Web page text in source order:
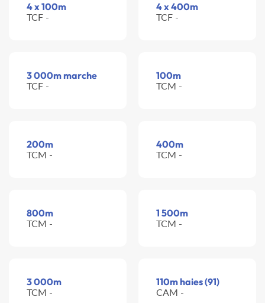
4 x 100m
TCF -
4 x 400m
TCF -
3 000m marche
TCF -
100m
TCM -
200m
TCM -
400m
TCM -
800m
TCM -
1 500m
TCM -
3 000m
TCM -
110m haies (91)
CAM -